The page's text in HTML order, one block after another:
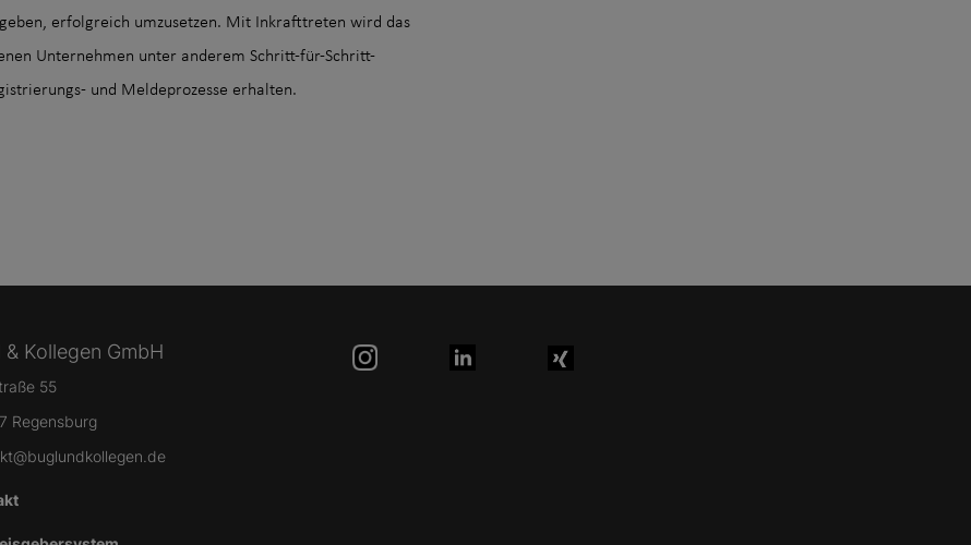
erfolgreich umzusetzen. Mit Inkrafttreten wird das
Unternehmen unter anderem Schritt-für-Schritt-
und Meldeprozesse erhalten.
& Kollegen GmbH
55
Regensburg